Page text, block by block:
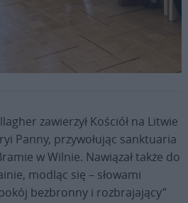
zawierzył Kościół na Litwie
Panny, przywołując sanktuaria
w Wilnie. Nawiązał także do
modląc się – słowami
bezbronny i rozbrajający”